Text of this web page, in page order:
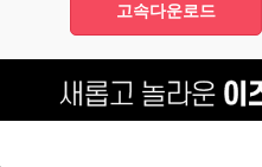
고속다운로드